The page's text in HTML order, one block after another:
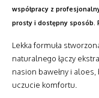
Zapisz się na listę
współpracy z
prosty i dostępny sposób.
Lekka formuła
naturalnego łączy
nasion bawełny i
uczucie komfortu.